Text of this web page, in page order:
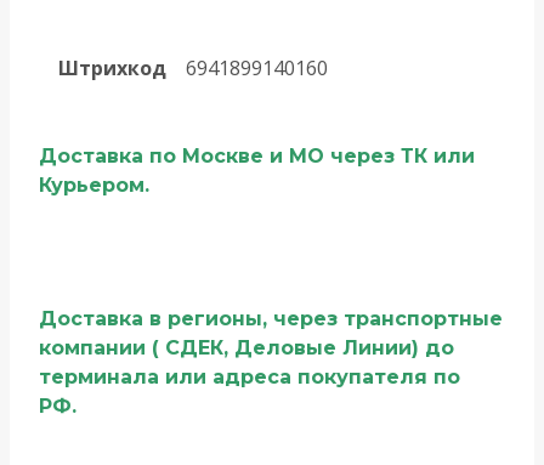
Штрихкод 6941899140160
Доставка по Москве и МО через ТК или
Курьером.
Доставка в регионы, через транспортные
компании ( СДЕК, Деловые Линии) до
терминала или адреса покупателя по
РФ.